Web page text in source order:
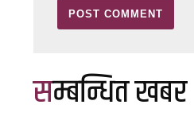
सम्बन्धित खबर